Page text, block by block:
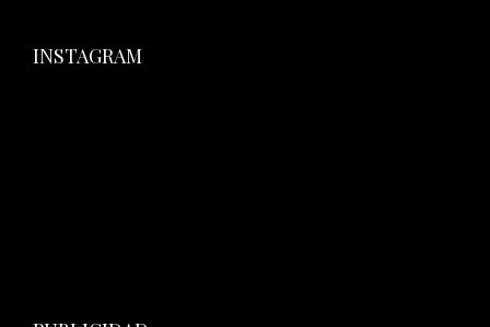
INSTAGRAM